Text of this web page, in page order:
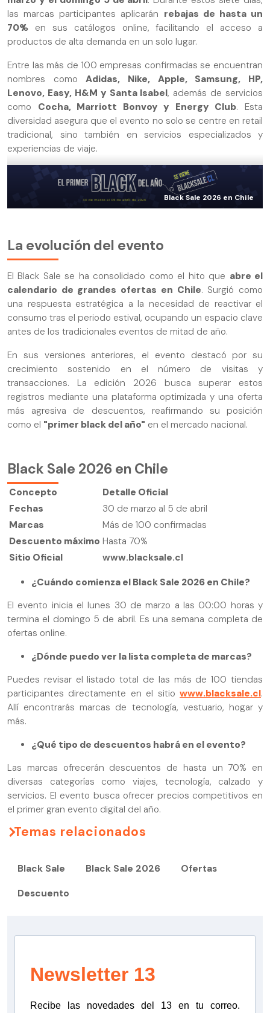
las marcas participantes aplicarán rebajas de hasta un
70% en sus catálogos online, facilitando el acceso a
productos de alta demanda en un solo lugar.
Entre las más de 100 empresas confirmadas se encuentran
nombres comoAdidas, Nike, Apple, Samsung, HP,
Lenovo, Easy, H&M y Santa Isabel, además de servicios
como Cocha, Marriott Bonvoy y Energy Club. Esta
diversidad asegura que el evento no solo se centre en retail
tradicional, sino también en servicios especializados y
experiencias de viaje.
Black Sale 2026 en Chile
La evolución del evento
El Black Sale se ha consolidado como el hito que abre el
calendario de grandes ofertas en Chile. Surgió como
una respuesta estratégica a la necesidad de reactivar el
consumo tras el periodo estival, ocupando un espacio clave
antes de los tradicionales eventos de mitad de año.
En sus versiones anteriores, el evento destacó por su
crecimiento sostenido en el número de visitas y
transacciones. La edición 2026 busca superar estos
registros mediante una plataforma optimizada y una oferta
más agresiva de descuentos, reafirmando su posición
como el "primer black del año" en el mercado nacional.
Black Sale 2026 en Chile
Concepto
Detalle Oficial
Fechas
30 de marzo al 5 de abril
Marcas
Más de 100 confirmadas
Descuento máximo Hasta 70%
Sitio Oficial
www.blacksale.cl
¿Cuándo comienza el Black Sale 2026 en Chile?
El evento inicia el lunes 30 de marzo a las 00:00 horas y
termina el domingo 5 de abril. Es una semana completa de
ofertas online.
¿Dónde puedo ver la lista completa de marcas?
Puedes revisar el listado total de las más de 100 tiendas
participantes directamente en el sitio www.blacksale.cl.
Allí encontrarás marcas de tecnología, vestuario, hogar y
más.
¿Qué tipo de descuentos habrá en el evento?
Las marcas ofrecerán descuentos de hasta un 70% en
diversas categorías como viajes, tecnología, calzado y
servicios. El evento busca ofrecer precios competitivos en
el primer gran evento digital del año.
Temas relacionados
Black Sale Black Sale 2026 Ofertas
Descuento
Newsletter 13
Recibe las novedades del 13 en tu correo.